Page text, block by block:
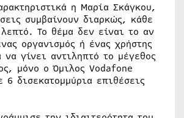
η Μαρία Σκάγκου,
συμβαίνουν διαρκώς, κάθε
Το θέμα δεν είναι το αν
οργανισμός ή ένας χρήστης
να γίνει αντιληπτό το μέγεθος
μόνο ο Όμιλος Vodafone
6 δισεκατομμύρια επιθέσεις